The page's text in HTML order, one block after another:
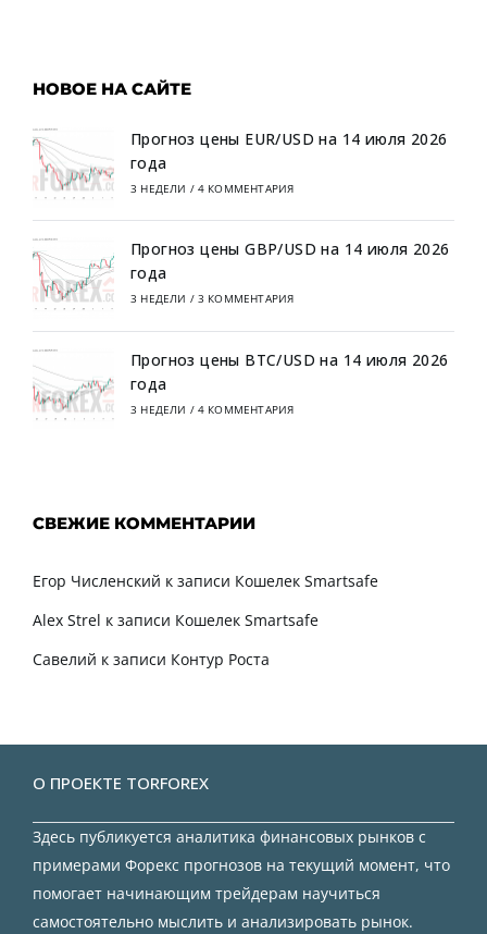
НОВОЕ НА САЙТЕ
Прогноз цены EUR/USD на 14 июля 2026
года
3 НЕДЕЛИ / 4 КОММЕНТАРИЯ
Прогноз цены GBP/USD на 14 июля 2026
года
3 НЕДЕЛИ / 3 КОММЕНТАРИЯ
Прогноз цены BTC/USD на 14 июля 2026
года
3 НЕДЕЛИ / 4 КОММЕНТАРИЯ
СВЕЖИЕ КОММЕНТАРИИ
Егор Численский к записи Кошелек Smartsafe
Alex Strel к записи Кошелек Smartsafe
Савелий к записи Контур Роста
О ПРОЕКТЕ TORFOREX
Здесь публикуется аналитика финансовых рынков с
примерами Форекс прогнозов на текущий момент, что
помогает начинающим трейдерам научиться
самостоятельно мыслить и анализировать рынок.